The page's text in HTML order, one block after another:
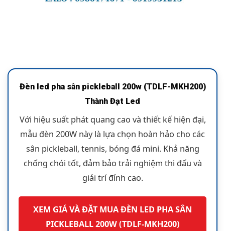
Đèn led pha sân pickleball 200w (TDLF-MKH200)
Thành Đạt Led
Với hiệu suất phát quang cao và thiết kế hiện đại,
mẫu đèn 200W này là lựa chọn hoàn hảo cho các
sân pickleball, tennis, bóng đá mini. Khả năng
chống chói tốt, đảm bảo trải nghiệm thi đấu và
giải trí đỉnh cao.
XEM GIÁ VÀ ĐẶT MUA ĐÈN LED PHA SÂN
PICKLEBALL 200W (TDLF-MKH200)